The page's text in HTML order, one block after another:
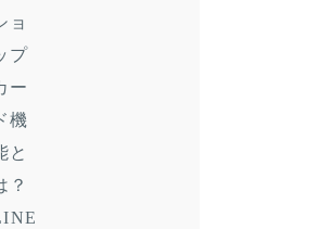
ョ
プ
ー
機
と
？